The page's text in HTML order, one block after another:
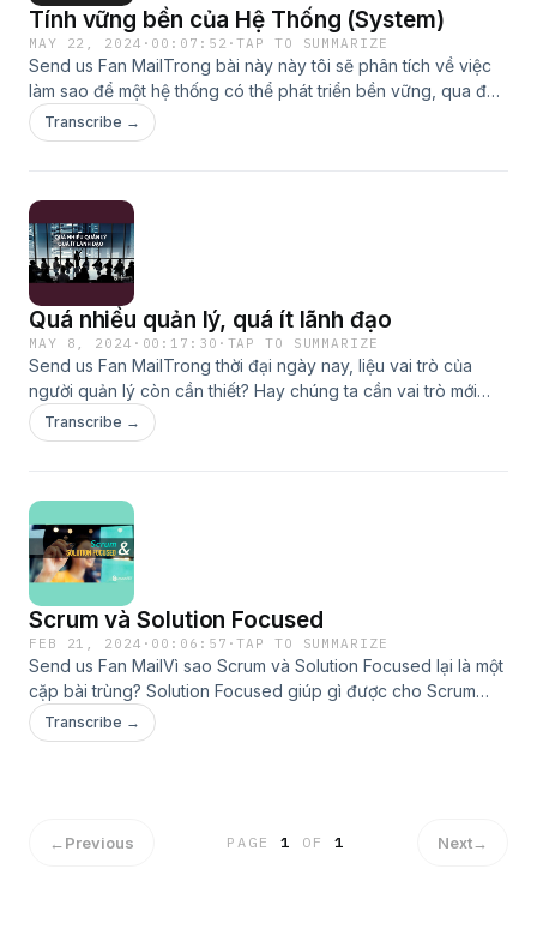
Tính vững bền của Hệ Thống (System)
MAY 22, 2024 · 00:07:52 ·TAP TO SUMMARIZE
Send us Fan MailTrong bài này này tôi sẽ phân tích về việc
làm sao để một hệ thống có thể phát triển bền vững, qua đó
liên hệ đến sự bền vững của một Công Ty hay Tổ Chức.Bài
gốc: https://scrumviet.com/tinh-vung-ben-cua-he-thong-
Transcribe →
Quá nhiều quản lý, quá ít lãnh đạo
MAY 8, 2024 · 00:17:30 · TAP TO SUMMARIZE
Send us Fan MailTrong thời đại ngày nay, liệu vai trò của
người quản lý còn cần thiết? Hay chúng ta cần vai trò mới
nào?Cùng Scrumviet ngẫm qua video này nhé.Bản quyền
thuộc về Scrumviet: Quá nhiều quản lý, quá ít lãnh đạo -
Transcribe →
Scrum và Solution Focused
FEB 21, 2024 · 00:06:57 ·TAP TO SUMMARIZE
Send us Fan MailVì sao Scrum và Solution Focused lại là một
cặp bài trùng? Solution Focused giúp gì được cho Scrum
team? Cùng xem qua bài vblog này để tìm hiểu lý do nhé.Bài
viết gốc: https://scrumviet.com/scrum-va-solution-
https://www.scrumviet.comWebsite: www.scrumviet.com
Transcribe →
←Previous PAGE1 OF 1 Next→